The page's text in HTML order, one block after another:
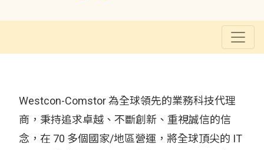
Westcon-Comstor 為全球領先的業務科技代理
商，秉持追求卓越、不斷創新、重視誠信的信
念，在 70 多個國家/地區營運，將全球頂尖的 IT